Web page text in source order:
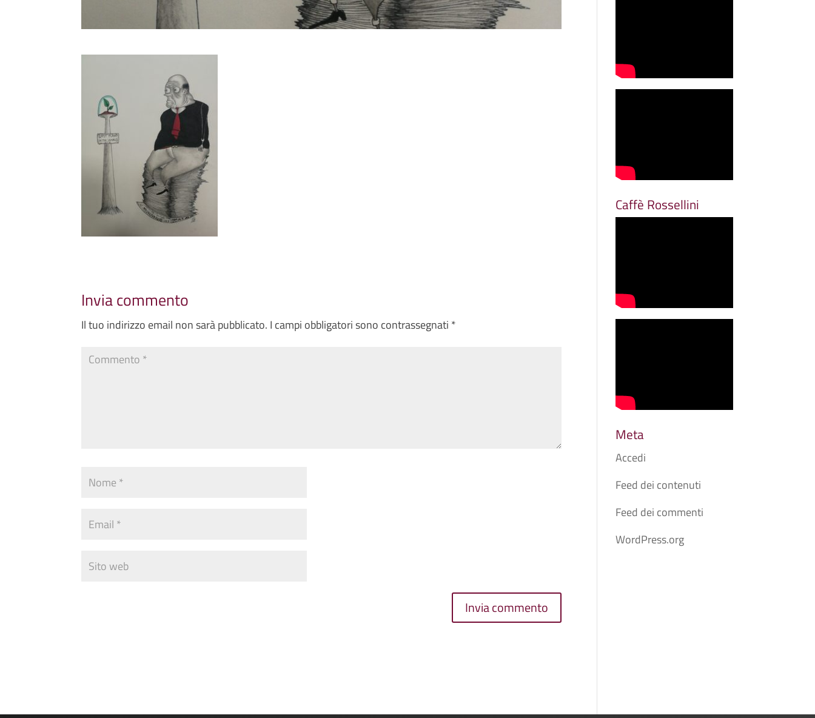
Invia commento
Il tuo indirizzo email non sarà pubblicato. I campi obbligatori sono contrassegnati *
Caffè Rossellini
Meta
Accedi
Feed dei contenuti
Feed dei commenti
WordPress.org